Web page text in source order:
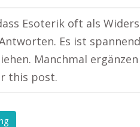
Esoterik oft als
Es ist
Manchmal
this post.